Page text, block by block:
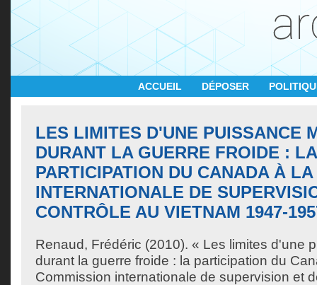
ACCUEIL DÉPOSER
LES LIMITES D'UNE PUISSANCE
DURANT LA GUERRE FROIDE : LA
PARTICIPATION DU CANADA À
INTERNATIONALE DE
CONTRÔLE AU VIETNAM 1947-
Renaud, Frédéric (2010). « Les limites d'une
durant la guerre froide : la participation du
Commission internationale de supervision et